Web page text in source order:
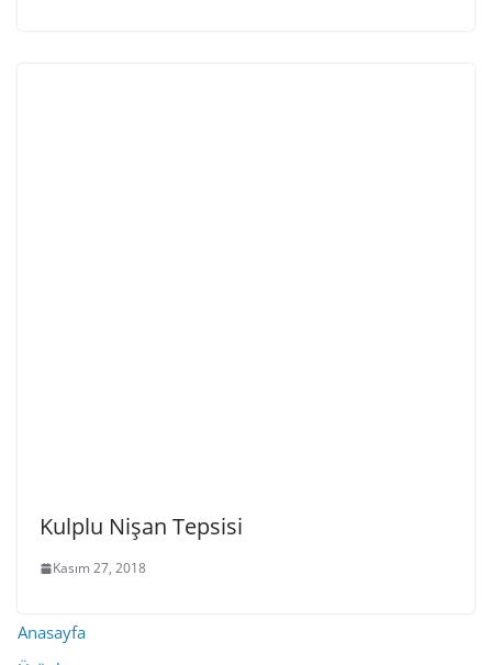
Kulplu Nişan Tepsisi
Kasım 27, 2018
Anasayfa